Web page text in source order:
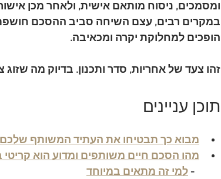
ומסמכים, ניסוח מותאם אישית, ולאחר מכן
במקרים רבים, עצם השיחה סביב ההסכם
הופכים למחלוקת יקרה ומכאיבה.
זהו צעד של אחריות, סדר ותכנון. בדיוק מה
תוכן עניינים
מבוא כך תבטיחו את העתיד המשותף שלכם
מהו הסכם חיים משותפים ומדוע הוא
למי זה מתאים במיוחד